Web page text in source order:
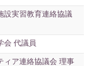
設実習教育連絡協議
会 代議員
ィア連絡協議会 理事